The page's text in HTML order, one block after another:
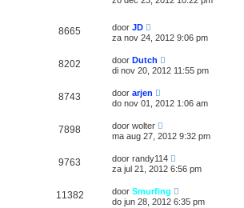
8665 door JD
za nov 24, 2012 9:06 pm
8202 door Dutch
di nov 20, 2012 11:55 pm
8743 door arjen
do nov 01, 2012 1:06 am
7898 door wolter
ma aug 27, 2012 9:32 pm
9763 door randy114
za jul 21, 2012 6:56 pm
11382 door Smurfing
do jun 28, 2012 6:35 pm